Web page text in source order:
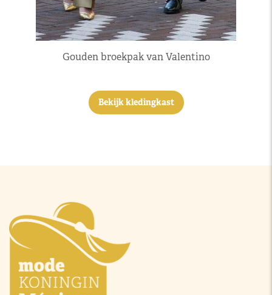
Gouden broekpak van Valentino
Bekijk kledingkast